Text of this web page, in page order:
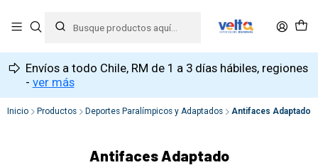
Envíos a todo Chile, RM de 1 a 3 días hábiles, regiones
- ver más
Inicio Productos Deportes Paralímpicos y Adaptados Antifaces Adaptado
Antifaces Adaptado